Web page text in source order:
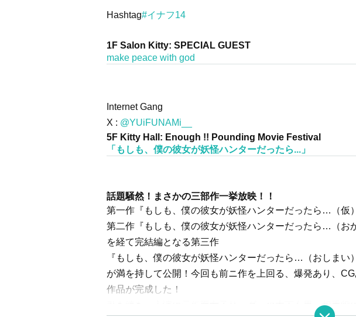
Hashtag#イナフ14
1F Salon Kitty: SPECIAL GUEST
make peace with god
Internet Gang
X : @YUiFUNAMi__
5F Kitty Hall: Enough !! Pounding Movie Festival
「もしも、僕の彼女が妖怪ハンターだったら...」
話題騒然！まさかの三部作一挙放映！！
第一作『もしも、僕の彼女が妖怪ハンターだったら…（仮
第二作『もしも、僕の彼女が妖怪ハンターだったら…（お
を経て完結編となる第三作
『もしも、僕の彼女が妖怪ハンターだったら…（おしまい
が満を持して公開！今回も前ニ作を上回る、爆発あり、
作品が完成した！
引き続き、主演に元仮面女子リーダーの木下友里、相手役